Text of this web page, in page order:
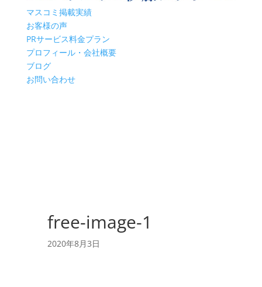
マスコミ掲載実績
お客様の声
PRサービス料金プラン
プロフィール・会社概要
ブログ
お問い合わせ
free-image-1
2020年8月3日